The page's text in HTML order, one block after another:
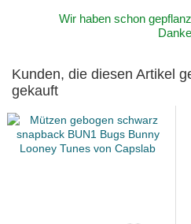
Wir haben schon
Kunden, die diesen Artikel
gekauft